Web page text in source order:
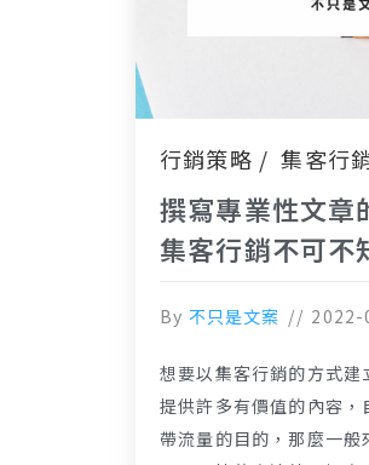
行銷策略 集客行
撰寫專業性文章
集客行銷不可不
By 不只是文案 2022-
想要以集客行銷的方式
提供許多有價值的內容，
帶流量的目的，那麼一般